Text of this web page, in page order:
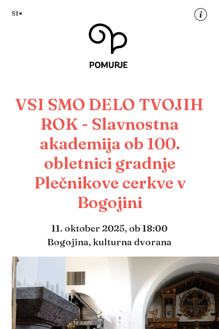
SI
VSI SMO DELO TVOJIH
ROK - Slavnostna
akademija ob 100.
obletnici gradnje
Plečnikove cerkve v
Bogojini
11. oktober 2025, ob 18:00
Bogojina, kulturna dvorana